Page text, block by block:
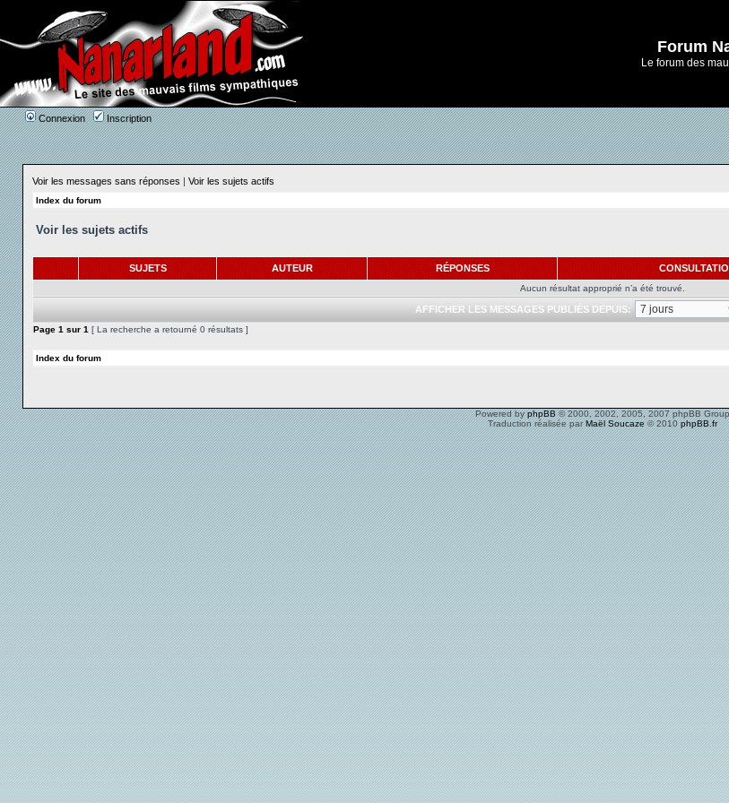
Forum
Le forum des
Connexion Inscription
Voir les messages sans réponses | Voir les sujets actifs
Index du forum
Voir les sujets actifs
SUJETS AUTEUR RÉPONSES
Aucun résultat approprié n’a été trouvé.
AFFICHER LES MESSAGES PUBLIÉS DEPUIS:
Page 1 sur 1 [ La recherche a retourné 0 résultats ]
Index du forum
Powered byphpBB© 2000, 2002, 2005, 2007 phpBB Group
Traduction réalisée parMaël Soucaze© 2010phpBB.fr